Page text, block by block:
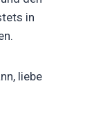
in
liebe